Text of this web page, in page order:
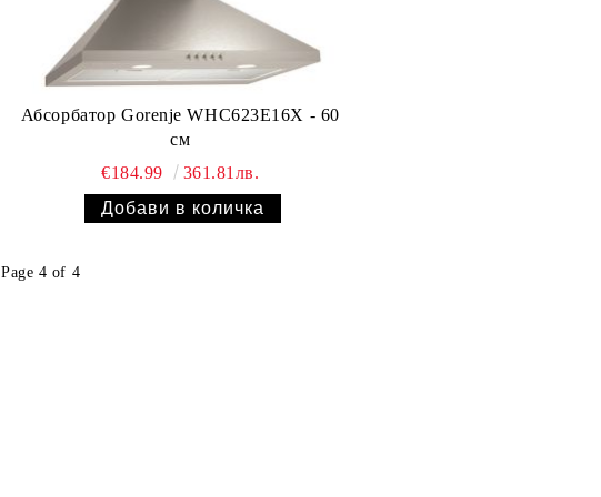
Абсорбатор Gorenje WHC623E16X - 60
см
€184.99
361.81лв.
Page 4 of 4